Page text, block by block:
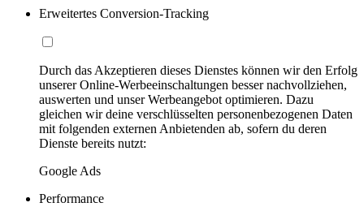
Erweitertes Conversion-Tracking
Durch das Akzeptieren dieses Dienstes können wir den Erfolg
unserer Online-Werbeeinschaltungen besser nachvollziehen,
auswerten und unser Werbeangebot optimieren. Dazu
gleichen wir deine verschlüsselten personenbezogenen Daten
mit folgenden externen Anbietenden ab, sofern du deren
Dienste bereits nutzt:
Google Ads
Performance